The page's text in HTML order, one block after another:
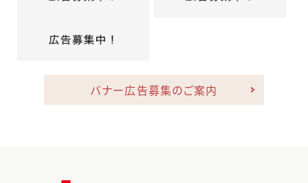
バナー広告募集のご案内